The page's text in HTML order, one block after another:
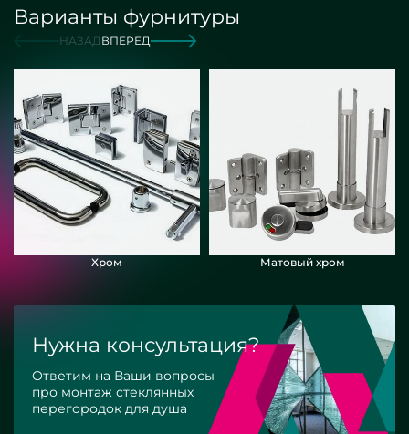
Варианты фурнитуры
НАЗАДВПЕРЕД
Хром Матовый хром
Нужна консультация?
Ответим на Ваши вопросы
про монтаж стеклянных
перегородок для душа